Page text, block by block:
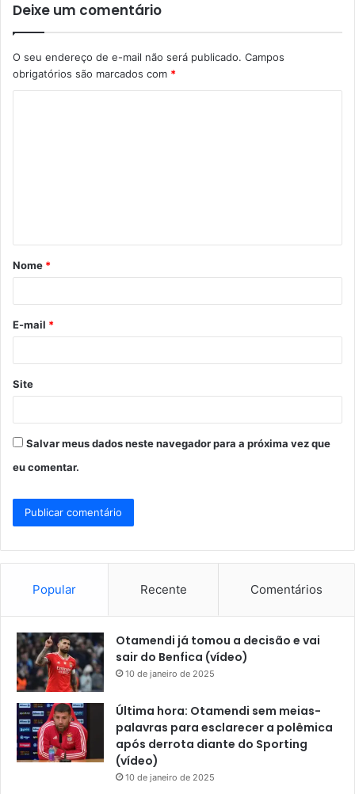
Deixe um comentário
O seu endereço de e-mail não será publicado. Campos
obrigatórios são marcados com *
á
r
*
Nome *
E-mail *
Site
Salvar meus dados neste navegador para a próxima vez que
eu comentar.
Popular Recente Comentários
Otamendi já tomou a decisão e vai
sair do Benfica (vídeo)
10 de janeiro de 2025
Última hora: Otamendi sem meias-
palavras para esclarecer a polêmica
após derrota diante do Sporting
(vídeo)
10 de janeiro de 2025